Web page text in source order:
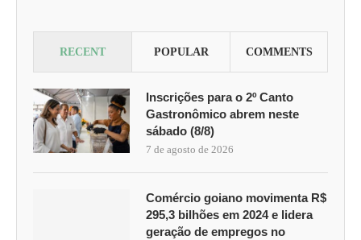
RECENT POPULAR COMMENTS
Inscrições para o 2º Canto
Gastronômico abrem neste
sábado (8/8)
7 de agosto de 2026
Comércio goiano movimenta R$
295,3 bilhões em 2024 e lidera
geração de empregos no